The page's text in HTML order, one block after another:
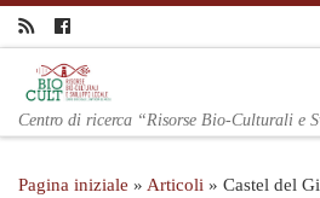
Centro di ricerca “Risorse Bio-Culturali e
Pagina iniziale » Articoli » Castel del